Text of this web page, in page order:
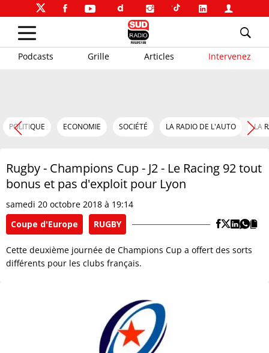
Podcasts Grille Articles Intervenez
POLITIQUE ECONOMIE SOCIÉTÉ LA RADIO DE L'AUTO LA
Rugby - Champions Cup - J2 - Le Racing 92 tout
bonus et pas d'exploit pour Lyon
samedi 20 octobre 2018 à 19:14
Coupe d'Europe
RUGBY
Cette deuxième journée de Champions Cup a offert des sorts
différents pour les clubs français.